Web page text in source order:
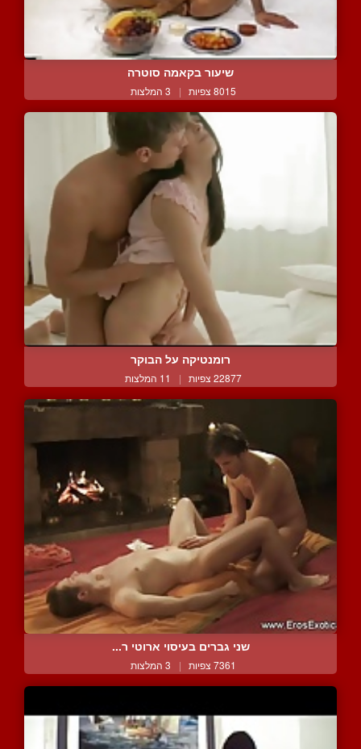
שיעור בקאמה סוטרה
8015 צפיות | 3 המלצות
רומנטיקה על הבוקר
22877 צפיות | 11 המלצות
שני גברים בעיסוי ארוטי ר...
7361 צפיות | 3 המלצות